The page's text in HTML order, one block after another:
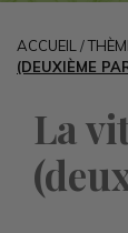
ACCUEIL /
(DEUXIÈME
La